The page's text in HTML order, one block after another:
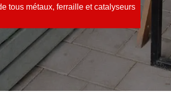
tous métaux, ferraille et catalyseurs